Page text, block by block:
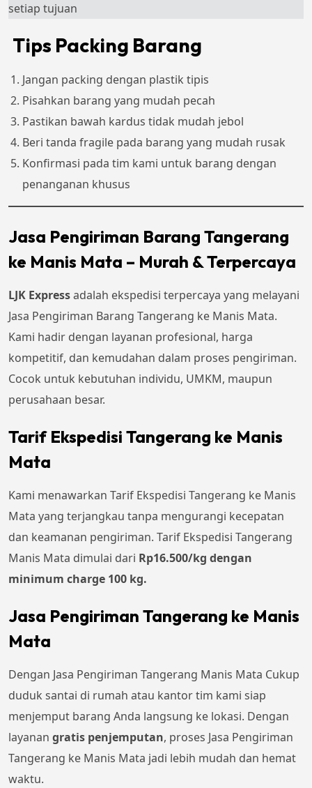
setiap tujuan
Tips Packing Barang
Jangan packing dengan plastik tipis
Pisahkan barang yang mudah pecah
Pastikan bawah kardus tidak mudah jebol
Beri tanda fragile pada barang yang mudah rusak
Konfirmasi pada tim kami untuk barang dengan
penanganan khusus
Jasa Pengiriman Barang Tangerang
ke Manis Mata – Murah & Terpercaya
LJK Expressadalah ekspedisi terpercaya yang melayani
Jasa Pengiriman Barang Tangerang ke Manis Mata.
Kami hadir dengan layanan profesional, harga
kompetitif, dan kemudahan dalam proses pengiriman.
Cocok untuk kebutuhan individu, UMKM, maupun
perusahaan besar.
Tarif Ekspedisi Tangerang ke Manis
Mata
Kami menawarkan Tarif Ekspedisi Tangerang ke Manis
Mata yang terjangkau tanpa mengurangi kecepatan
dan keamanan pengiriman. Tarif Ekspedisi Tangerang
Manis Mata dimulai dari Rp16.500/kg dengan
minimum charge 100 kg.
Jasa Pengiriman Tangerang ke Manis
Mata
Dengan Jasa Pengiriman Tangerang Manis Mata Cukup
duduk santai di rumah atau kantor tim kami siap
menjemput barang Anda langsung ke lokasi. Dengan
layanan gratis penjemputan, proses Jasa Pengiriman
Tangerang ke Manis Mata jadi lebih mudah dan hemat
waktu.